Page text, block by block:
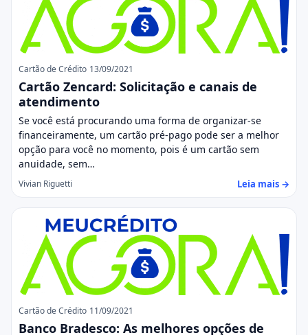
Cartão de Crédito 13/09/2021
Cartão Zencard: Solicitação e canais de
atendimento
Se você está procurando uma forma de organizar-se
financeiramente, um cartão pré-pago pode ser a melhor
opção para você no momento, pois é um cartão sem
anuidade, sem…
Vivian Riguetti Leia mais →
Cartão de Crédito 11/09/2021
Banco Bradesco: As melhores opções de